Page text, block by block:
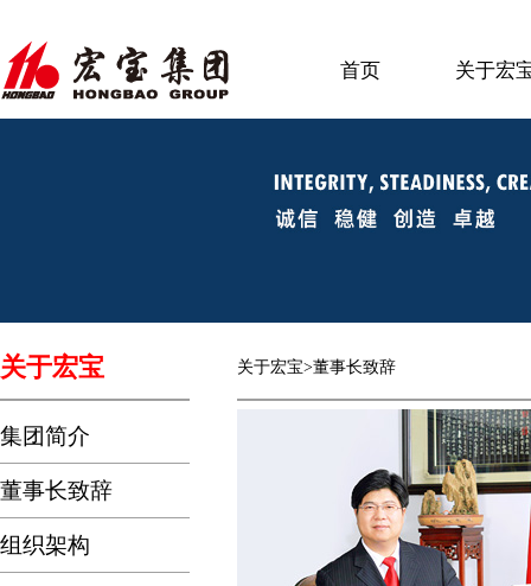
首页 关于宏
关于宏宝 关于宏宝>董事长致辞
集团简介
董事长致辞
组织架构